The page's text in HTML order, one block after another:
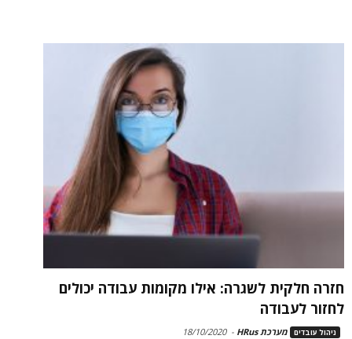
חזרה חלקית לשגרה: אילו מקומות עבודה יכולים
לחזור לעבודה
ניהול עובדים מערכת HRus -
18/10/2020